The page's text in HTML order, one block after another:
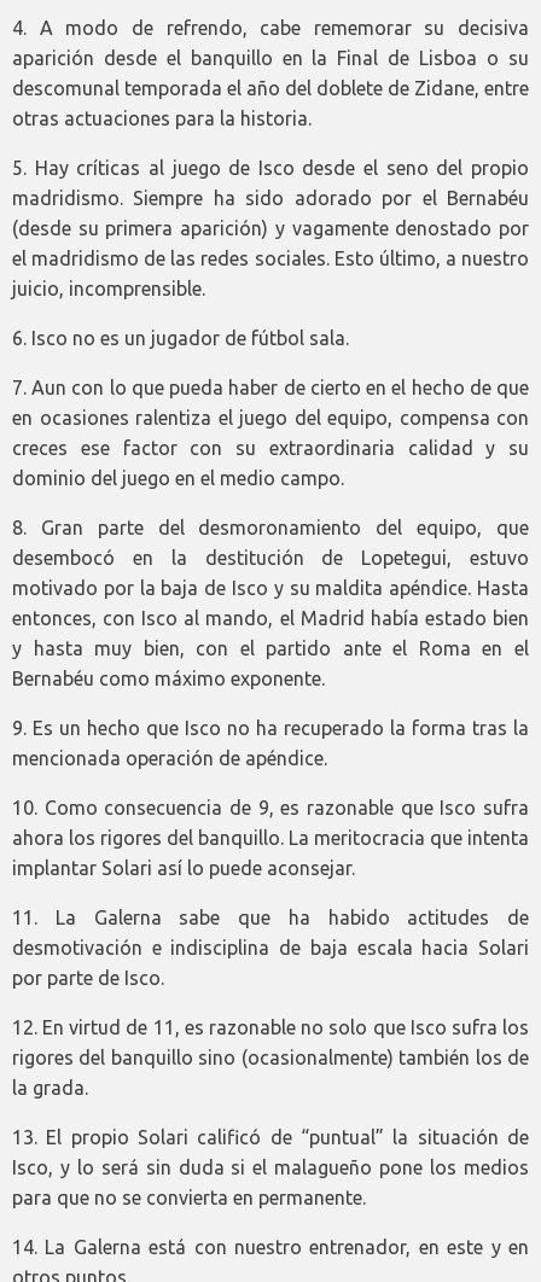
4. A modo de refrendo, cabe rememorar su decisiva
aparición desde el banquillo en la Final de Lisboa o su
descomunal temporada el año del doblete de Zidane, entre
otras actuaciones para la historia.
5. Hay críticas al juego de Isco desde el seno del propio
madridismo. Siempre ha sido adorado por el Bernabéu
(desde su primera aparición) y vagamente denostado por
el madridismo de las redes sociales. Esto último, a nuestro
juicio, incomprensible.
6. Isco no es un jugador de fútbol sala.
7. Aun con lo que pueda haber de cierto en el hecho de que
en ocasiones ralentiza el juego del equipo, compensa con
creces ese factor con su extraordinaria calidad y su
dominio del juego en el medio campo.
8. Gran parte del desmoronamiento del equipo, que
desembocó en la destitución de Lopetegui, estuvo
motivado por la baja de Isco y su maldita apéndice. Hasta
entonces, con Isco al mando, el Madrid había estado bien
y hasta muy bien, con el partido ante el Roma en el
Bernabéu como máximo exponente.
9. Es un hecho que Isco no ha recuperado la forma tras la
mencionada operación de apéndice.
10. Como consecuencia de 9, es razonable que Isco sufra
ahora los rigores del banquillo. La meritocracia que intenta
implantar Solari así lo puede aconsejar.
11. La Galerna sabe que ha habido actitudes de
desmotivación e indisciplina de baja escala hacia Solari
por parte de Isco.
12. En virtud de 11, es razonable no solo que Isco sufra los
rigores del banquillo sino (ocasionalmente) también los de
la grada.
13. El propio Solari calificó de “puntual” la situación de
Isco, y lo será sin duda si el malagueño pone los medios
para que no se convierta en permanente.
14. La Galerna está con nuestro entrenador, en este y en
otros puntos.